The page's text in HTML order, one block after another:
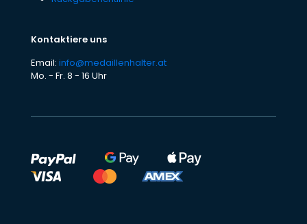
Kontaktiere uns
Email: info@medaillenhalter.at
Mo. - Fr. 8 - 16 Uhr